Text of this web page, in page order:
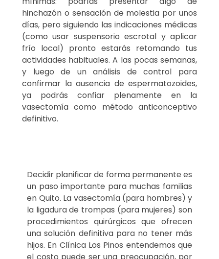
hinchazón o sensación de molestia por unos
días, pero siguiendo las indicaciones médicas
(como usar suspensorio escrotal y aplicar
frío local) pronto estarás retomando tus
actividades habituales. A las pocas semanas,
y luego de un análisis de control para
confirmar la ausencia de espermatozoides,
ya podrás confiar plenamente en la
vasectomía como método anticonceptivo
definitivo.
Decidir planificar de forma permanente es
un paso importante para muchas familias
en Quito. La vasectomía (para hombres) y
la ligadura de trompas (para mujeres) son
procedimientos quirúrgicos que ofrecen
una solución definitiva para no tener más
hijos. En Clínica Los Pinos entendemos que